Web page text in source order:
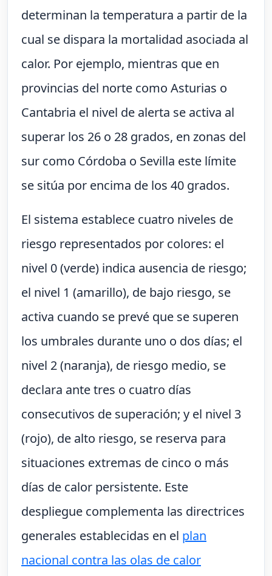
determinan la temperatura a partir de la
cual se dispara la mortalidad asociada al
calor. Por ejemplo, mientras que en
provincias del norte como Asturias o
Cantabria el nivel de alerta se activa al
superar los 26 o 28 grados, en zonas del
sur como Córdoba o Sevilla este límite
se sitúa por encima de los 40 grados.
El sistema establece cuatro niveles de
riesgo representados por colores: el
nivel 0 (verde) indica ausencia de riesgo;
el nivel 1 (amarillo), de bajo riesgo, se
activa cuando se prevé que se superen
los umbrales durante uno o dos días; el
nivel 2 (naranja), de riesgo medio, se
declara ante tres o cuatro días
consecutivos de superación; y el nivel 3
(rojo), de alto riesgo, se reserva para
situaciones extremas de cinco o más
días de calor persistente. Este
despliegue complementa las directrices
generales establecidas en el plan
nacional contra las olas de calor